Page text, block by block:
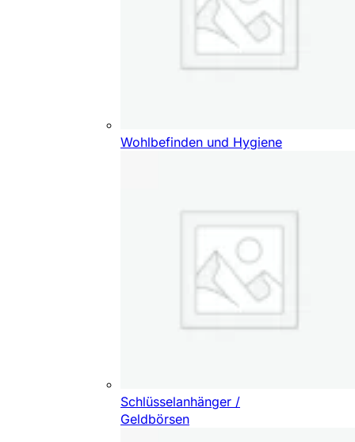
Wohlbefinden und Hygiene
Schlüsselanhänger /
Geldbörsen